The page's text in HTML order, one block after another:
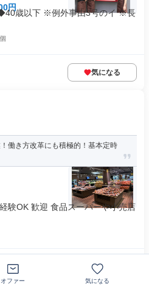
円
歳以下 ※例外事由3号のイ ※長
気になる
働き方改革にも積極的！基本定時
験OK 歓迎 食品スーパーや小売店
気になる
オファー 気になる